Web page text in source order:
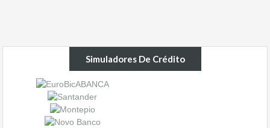
Simuladores De Crédito